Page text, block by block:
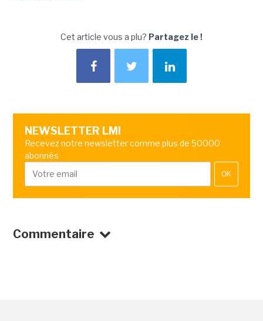
Cet article vous a plu? Partagez le !
NEWSLETTER LMI
Recevez notre newsletter comme plus de 50000
abonnés
OK
Commentaire